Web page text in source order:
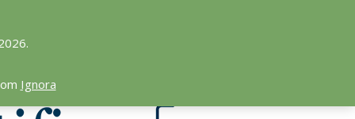
Ignora